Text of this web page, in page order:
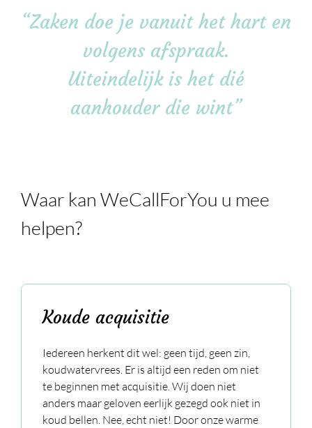
“Zaken doe je vanuit het hart en
volgens afspraak.
Uiteindelijk is het dié
aanhouder die wint”
Waar kan WeCallForYou u mee
helpen?
Koude acquisitie
Iedereen herkent dit wel: geen tijd, geen zin,
koudwatervrees. Er is altijd een reden om niet
te beginnen met acquisitie. Wij doen niet
anders maar geloven eerlijk gezegd ook niet in
koud bellen. Nee, echt niet! Door onze warme